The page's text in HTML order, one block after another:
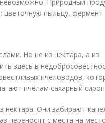
цветочную пыльцу, фермент
Но не из нектара, а из
здесь в
пчеловодов,
пчёлам сахарный
нектара. Они забирают
переносят с места на